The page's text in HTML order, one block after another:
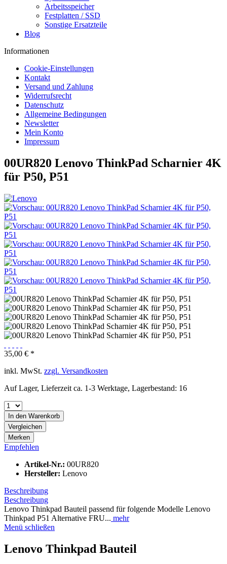
Arbeitsspeicher
Festplatten / SSD
Sonstige Ersatzteile
Blog
Informationen
Cookie-Einstellungen
Kontakt
Versand und Zahlung
Widerrufsrecht
Datenschutz
Allgemeine Bedingungen
Newsletter
Mein Konto
Impressum
00UR820 Lenovo ThinkPad Scharnier 4K
für P50, P51
35,00 € *
inkl. MwSt. zzgl. Versandkosten
Auf Lager, Lieferzeit ca. 1-3 Werktage, Lagerbestand: 16
In den Warenkorb
Vergleichen
Merken
Empfehlen
Artikel-Nr.: 00UR820
Hersteller: Lenovo
Beschreibung
Beschreibung
Lenovo Thinkpad Bauteil passend für folgende Modelle Lenovo
Thinkpad P51 Alternative FRU... mehr
Menü schließen
Lenovo Thinkpad Bauteil